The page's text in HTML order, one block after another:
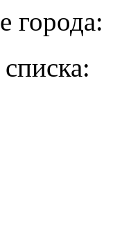
города: